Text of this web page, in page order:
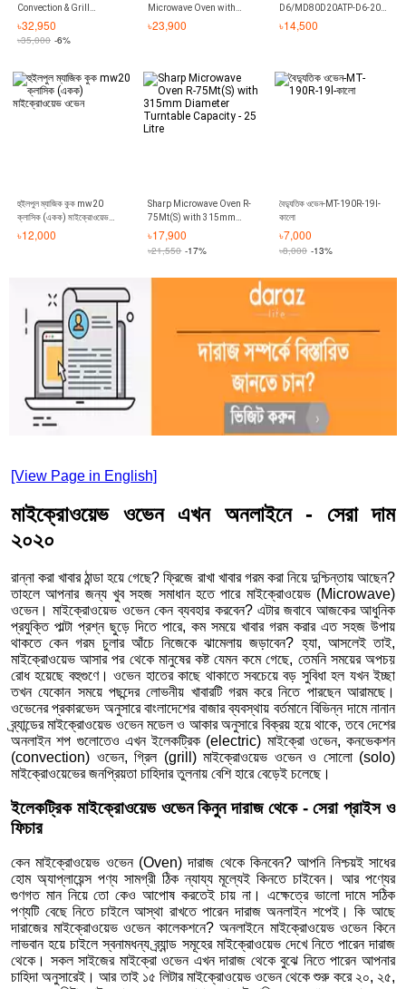
Convection & Grill
Microwave Oven | 27 Liter
৳32,950
৳35,000 -6%
Microwave Oven with
Ceramic Cavity, 28 L
MC28H5023AK
৳23,900
D6/MD80D20ATP-D6-20l-
সাদা
৳14,500
হুইলপুল ম্যাজিক কুক mw20
ক্লাসিক (একক) মাইক্রোওয়েভ
ওভেন
৳12,000
Sharp Microwave Oven R-
75Mt(S) with 315mm
Diameter Turntable
Capacity - 25 Litre
৳17,900
৳21,550 -17%
বৈদ্যুতিক ওভেন-MT-190R-19l-
কালো
৳7,000
৳8,000 -13%
[View Page in English]
মাইক্রোওয়েভ ওভেন এখন অনলাইনে - সেরা দাম
২০২০
রান্না করা খাবার ঠান্ডা হয়ে গেছে? ফ্রিজে রাখা খাবার গরম করা নিয়ে দুশ্চিন্তায় আছেন?
তাহলে আপনার জন্য খুব সহজ সমাধান হতে পারে মাইক্রোওয়েভ (Microwave)
ওভেন। মাইক্রোওয়েভ ওভেন কেন ব্যবহার করবেন? এটার জবাবে আজকের আধুনিক
প্রযুক্তি পাল্টা প্রশ্ন ছুড়ে দিতে পারে, কম সময়ে খাবার গরম করার এত সহজ উপায়
থাকতে কেন গরম চুলার আঁচে নিজেকে ঝামেলায় জড়াবেন? হ্যা, আসলেই তাই,
মাইক্রোওয়েভ আসার পর থেকে মানুষের কষ্ট যেমন কমে গেছে, তেমনি সময়ের অপচয়
রোধ হয়েছে বহুগুণে। ওভেন হাতের কাছে থাকাতে সবচেয়ে বড় সুবিধা হল যখন ইচ্ছা
তখন যেকোন সময়ে পছন্দের লোভনীয় খাবারটি গরম করে নিতে পারছেন আরামছে।
ওভেনের প্রকারভেদ অনুসারে বাংলাদেশের বাজার ব্যবস্থায় বর্তমানে বিভিন্ন দামে নানান
ব্র্যান্ডের মাইক্রোওয়েভ ওভেন মডেল ও আকার অনুসারে বিক্রয় হয়ে থাকে, তবে দেশের
অনলাইন শপ গুলোতেও এখন ইলেকট্রিক (electric) মাইক্রো ওভেন, কনভেকশন
(convection) ওভেন, গ্রিল (grill) মাইক্রোওয়েভ ওভেন ও সোলো (solo)
মাইক্রোওয়েভের জনপ্রিয়তা চাহিদার তুলনায় বেশি হারে বেড়েই চলেছে।
ইলেকট্রিক মাইক্রোওয়েভ ওভেন কিনুন দারাজ থেকে - সেরা প্রাইস ও
ফিচার
কেন মাইক্রোওয়েভ ওভেন (Oven) দারাজ থেকে কিনবেন? আপনি নিশ্চয়ই সাধের
হোম অ্যাপ্লায়েন্স পণ্য সামগ্রী ঠিক ন্যায্য মূল্যেই কিনতে চাইবেন। আর পণ্যের
গুণগত মান নিয়ে তো কেও আপোষ করতেই চায় না। এক্ষেত্রে ভালো দামে সঠিক
পণ্যটি বেছে নিতে চাইলে আস্থা রাখতে পারেন দারাজ অনলাইন শপেই। কি আছে
দারাজের মাইক্রোওয়েভ ওভেন কালেকশনে? অনলাইনে মাইক্রোওয়েভ ওভেন কিনে
লাভবান হয়ে চাইলে স্বনামধন্য ব্র্যান্ড সমূহের মাইক্রোওয়েভ দেখে নিতে পারেন দারাজ
থেকে। সকল সাইজের মাইক্রো ওভেন এখন দারাজ থেকে বুঝে নিতে পারেন আপনার
চাহিদা অনুসারেই। আর তাই ১৫ লিটার মাইক্রোওয়েভ ওভেন থেকে শুরু করে ২০, ২৫,